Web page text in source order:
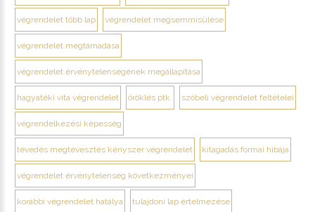
végrendelet több lap végrendelet megsemmisülése
végrendelet megtámadása
végrendelet érvénytelenségének megállapítása
hagyatéki vita végrendelet öröklés ptk. szóbeli végrendelet feltételei
végrendelkezési képesség
tévedés megtévesztés kényszer végrendelet kitagadás formai hibája
végrendelet érvénytelenség következményei
korábbi végrendelet hatálya tulajdoni lap értelmezése